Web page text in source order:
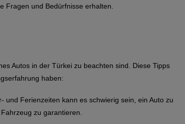
Fragen und Bedürfnisse erhalten.
Autos in der Türkei zu beachten sind. Diese Tipps
haben:
und Ferienzeiten kann es schwierig sein, ein Auto zu
zu garantieren.